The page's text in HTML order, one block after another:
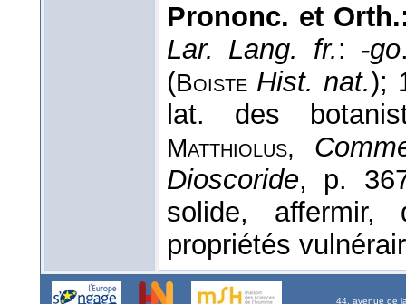
Prononc. et
Lar. Lang. fr.: -go
(Boiste Hist. nat.);
lat. des
Matthiolus,
Dioscoride, p.
solide,
propriétés
44, avenue de